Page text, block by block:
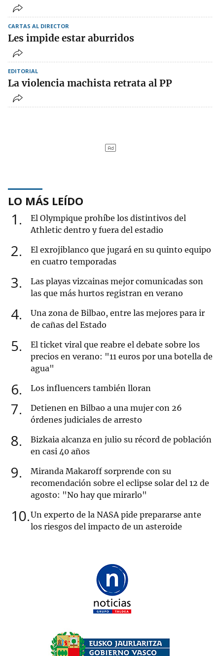
CARTAS AL DIRECTOR
Les impide estar aburridos
EDITORIAL
La violencia machista retrata al PP
LO MÁS LEÍDO
1
El Olympique prohíbe los distintivos del
Athletic dentro y fuera del estadio
2
El exrojiblanco que jugará en su quinto equipo
en cuatro temporadas
3
Las playas vizcainas mejor comunicadas son
las que más hurtos registran en verano
4
Una zona de Bilbao, entre las mejores para ir
de cañas del Estado
5
El ticket viral que reabre el debate sobre los
precios en verano: "11 euros por una botella de
agua"
6 Los influencers también lloran
7
Detienen en Bilbao a una mujer con 26
órdenes judiciales de arresto
8
Bizkaia alcanza en julio su récord de población
en casi 40 años
9
Miranda Makaroff sorprende con su
recomendación sobre el eclipse solar del 12 de
agosto: "No hay que mirarlo"
10 Un experto de la NASA pide prepararse ante
los riesgos del impacto de un asteroide